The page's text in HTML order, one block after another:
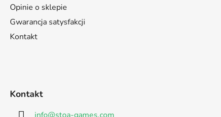
Opinie o sklepie
Gwarancja satysfakcji
Kontakt
Kontakt